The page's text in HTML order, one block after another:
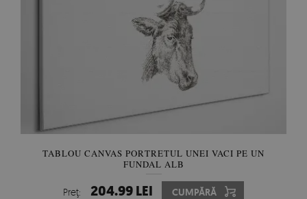
TABLOU CANVAS PORTRETUL UNEI VACI PE UN
FUNDAL ALB
Preţ: 204.99 LEI CUMPĂRĂ